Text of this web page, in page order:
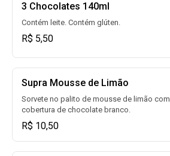
3 Chocolates 140ml
Contém leite. Contém glúten.
R$ 5,50
Supra Mousse de Limão
Sorvete no palito de mousse de limão com
cobertura de chocolate branco.
R$ 10,50